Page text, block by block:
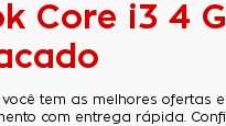
Core i3 4
tem as melhores ofertas
com entrega rápida.